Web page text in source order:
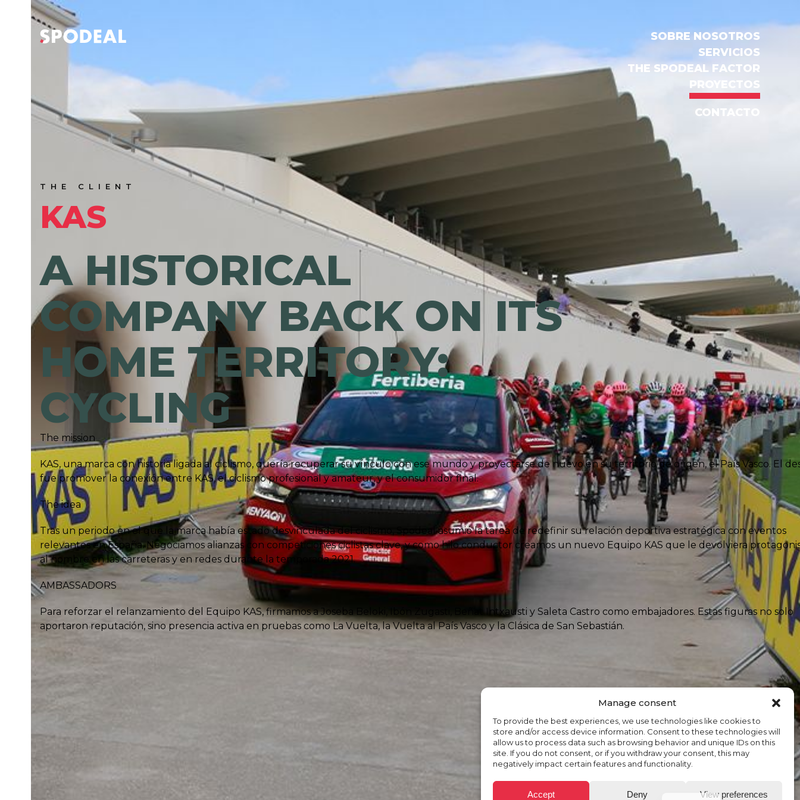
Manage consent
To provide the best experiences, we use technologies like cookies to
store and/or access device information. Consent to these technologies will
allow us to process data such as browsing behavior and unique IDs on this
site. If you do not consent, or if you withdraw your consent, this may
negatively impact certain features and functionality.
Accept Deny View preferences
SOBRE NOSOTROS
SERVICIOS
THE SPODEAL FACTOR
PROYECTOS
CONTACTO
THE CLIENT
KAS
A HISTORICAL
COMPANY BACK ON ITS
HOME TERRITORY:
CYCLING
The mission
KAS, una marca con historia ligada al ciclismo, quería recuperar su vínculo con ese mundo y proyectarse de nuevo en su territorio de origen, el País Vasco. El
fue promover la conexión entre KAS, el ciclismo profesional y amateur, y el consumidor final.
The idea
Tras un periodo en el que la marca había estado desvinculada del ciclismo, Spodeal asumió la tarea de redefinir su relación deportiva estratégica con eventos
relevantes en España. Negociamos alianzas con competiciones ciclistas clave, y como hilo conductor creamos un nuevo Equipo KAS que le devolviera
al nombre en las carreteras y en redes durante la temporada 2021.
AMBASSADORS
Para reforzar el relanzamiento del Equipo KAS, firmamos a Joseba Beloki, Ibón Zugasti, Beñat Intxausti y Saleta Castro como embajadores. Estas figuras no solo
aportaron reputación, sino presencia activa en pruebas como La Vuelta, la Vuelta al País Vasco y la Clásica de San Sebastián.